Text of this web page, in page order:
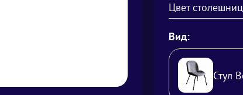
Цвет
Вид:
Стул